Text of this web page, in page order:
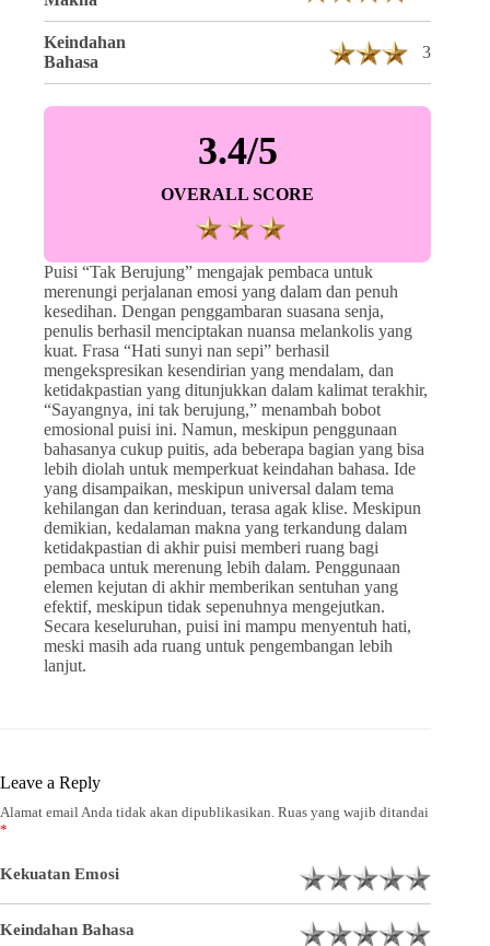
Keindahan
Bahasa
3
3.4/5
OVERALL SCORE
Puisi “Tak Berujung” mengajak pembaca untuk
merenungi perjalanan emosi yang dalam dan penuh
kesedihan. Dengan penggambaran suasana senja,
penulis berhasil menciptakan nuansa melankolis yang
kuat. Frasa “Hati sunyi nan sepi” berhasil
mengekspresikan kesendirian yang mendalam, dan
ketidakpastian yang ditunjukkan dalam kalimat terakhir,
“Sayangnya, ini tak berujung,” menambah bobot
emosional puisi ini. Namun, meskipun penggunaan
bahasanya cukup puitis, ada beberapa bagian yang bisa
lebih diolah untuk memperkuat keindahan bahasa. Ide
yang disampaikan, meskipun universal dalam tema
kehilangan dan kerinduan, terasa agak klise. Meskipun
demikian, kedalaman makna yang terkandung dalam
ketidakpastian di akhir puisi memberi ruang bagi
pembaca untuk merenung lebih dalam. Penggunaan
elemen kejutan di akhir memberikan sentuhan yang
efektif, meskipun tidak sepenuhnya mengejutkan.
Secara keseluruhan, puisi ini mampu menyentuh hati,
meski masih ada ruang untuk pengembangan lebih
lanjut.
Leave a Reply
Alamat email Anda tidak akan dipublikasikan. Ruas yang wajib ditandai
*
Kekuatan Emosi
Keindahan Bahasa